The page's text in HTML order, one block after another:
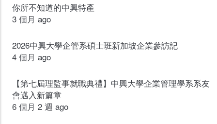
你所不知道的中興特產
3 個月 ago
2026中興大學企管系碩士班新加坡企業參訪記
4 個月 ago
【第七屆理監事就職典禮】中興大學企業管理學系系友
會邁入新篇章
6 個月 2 週 ago